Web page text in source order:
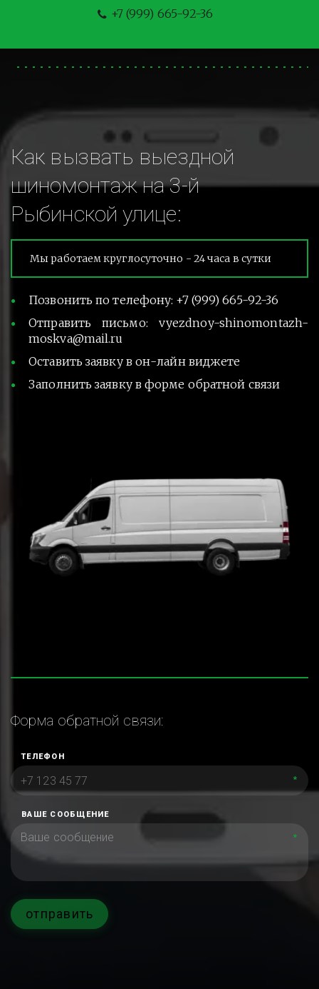
+7 (999) 665-92-36
Как вызвать выездной
шиномонтаж на 3-й
Рыбинской улице:
Мы работаем круглосуточно - 24 часа в сутки
Позвонить по телефону: +7 (999) 665-92-36
Отправить письмо: vyezdnoy-shinomontazh-
moskva@mail.ru
Оставить заявку в он-лайн виджете
Заполнить заявку в форме обратной связи
Форма обратной связи:
ТЕЛЕФОН
*
ВАШЕ СООБЩЕНИЕ
*
отправить